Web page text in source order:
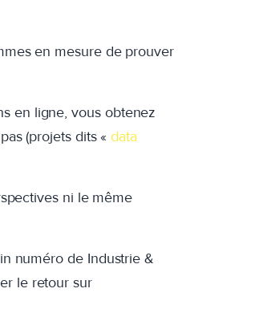
en mesure de prouver
en ligne, vous obtenez
(projets dits «data
ni le même
numéro de Industrie &
le retour sur